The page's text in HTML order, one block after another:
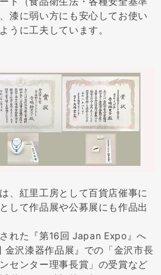
漆に弱い方にも安心してお使い
うに工夫しています。
、紅里工房として百貨店催事に
して作品展や公募展にも作品出
れた『第16回 Japan Expo』へ
沢漆器作品展』での「金沢市長
センター理事長賞」の受賞など